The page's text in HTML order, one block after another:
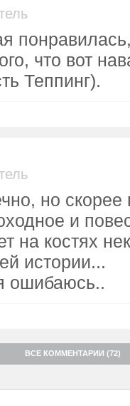
что вот
Теппинг).
но скорее
и
на костях
истории...
ошибаюсь..
ВСЕ КОММЕНТАРИИ (72)